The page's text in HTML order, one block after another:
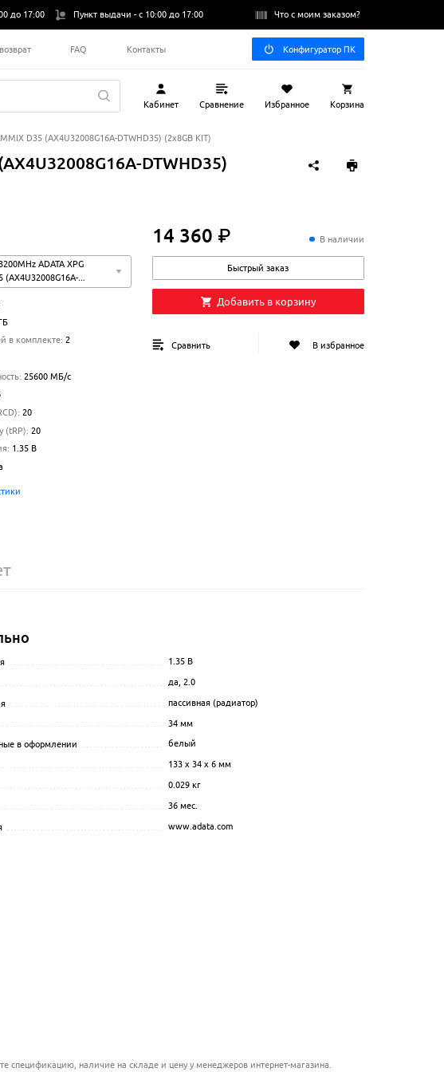
до 17:00 Пункт выдачи -с 10:00 до 17:00 Что с моим заказом?
FAQ Контакты Конфигуратор ПК
Кабинет Сравнение Избранное Корзина
D35 (AX4U32008G16A-DTWHD35) (2x8GB KIT)
DTWHD35)
ADATA XPG
(AX4U32008G16A-
KIT)
в комплекте: 2
: 25600 МБ/с
: 20
(tRP): 20
: 1.35 В
14 360 ₽14 360 ₽ В наличии
Быстрый заказ
Добавить в корзину
Сравнить В избранное
1.35В
да , 2.0
пассивная (радиатор)
34мм
в оформлении белый
133 x 34 x 6 мм
0.029 кг
36 мес.
www.adata.com
спецификацию, наличие на складе и цену у менеджеров интернет-магазина.